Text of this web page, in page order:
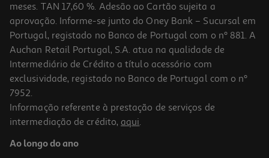
meses. TAN 17,60 %. Adesão ao Cartão sujeita a
aprovação. Informe-se junto do Oney Bank – Sucursal em
Portugal, registado no Banco de Portugal com o nº 881. A
Auchan Retail Portugal, S.A. atua na qualidade de
Intermediário de Crédito a título acessório com
exclusividade, registado no Banco de Portugal com o nº
7952.
Informação referente à prestação de serviços de
intermediação de crédito, aqui.
Ao longo do ano